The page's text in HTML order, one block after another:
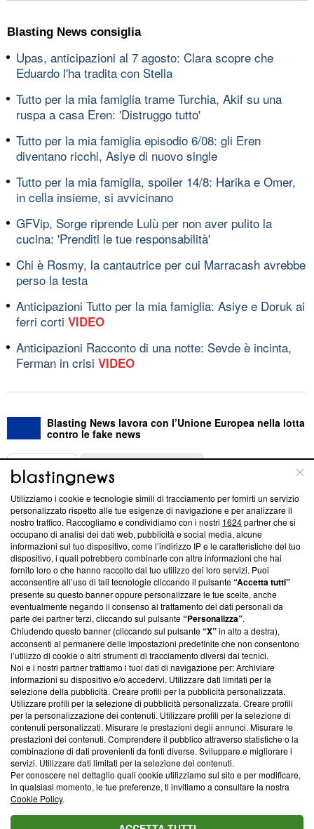
Blasting News consiglia
Upas, anticipazioni al 7 agosto: Clara scopre che
Eduardo l'ha tradita con Stella
Tutto per la mia famiglia trame Turchia, Akif su una
ruspa a casa Eren: 'Distruggo tutto'
Tutto per la mia famiglia episodio 6/08: gli Eren
diventano ricchi, Asiye di nuovo single
Tutto per la mia famiglia, spoiler 14/8: Harika e Omer,
in cella insieme, si avvicinano
GFVip, Sorge riprende Lulù per non aver pulito la
cucina: 'Prenditi le tue responsabilità'
Chi è Rosmy, la cantautrice per cui Marracash avrebbe
perso la testa
Anticipazioni Tutto per la mia famiglia: Asiye e Doruk ai
ferri corti VIDEO
Anticipazioni Racconto di una notte: Sevde è incinta,
Ferman in crisi VIDEO
Blasting News lavora con l’Unione Europea nella lotta
contro le fake news
ABOUT
Questa sezione offre informazioni trasparenti su Blasting
News, sui nostri processi editoriali e su come ci impegniamo a
creare news di qualità. Inoltre, afferma la nostra aderenza a
‘Trust Project - News with Integrity’Blasting News non è
ancora membro del programma, ma ha richiesto di farne
parte; Trust Project non ha ancora effettuato una verifica di
conformità agli standard.
Su di noi
Team editoriale
Corporate
Redazione
Informativa Privacy
Cookie Policy
Blasting SA, IDI CHE-247.845.224, Via Carlo Frasca, 3 - 6900
Lugano (Svizzera) Tel:+39 0690258937
© 2026 Blasting News
Utilizziamo i cookie e tecnologie simili di tracciamento per fornirti un servizio
personalizzato rispetto alle tue esigenze di navigazione e per analizzare il
nostro traffico. Raccogliamo e condividiamo con i nostri 1624partner che si
occupano di analisi dei dati web, pubblicità e social media, alcune
informazioni sul tuo dispositivo, come l’indirizzo IP e le caratteristiche del tuo
dispositivo, i quali potrebbero combinarle con altre informazioni che hai
fornito loro o che hanno raccolto dal tuo utilizzo dei loro servizi. Puoi
acconsentire all’uso di tali tecnologie cliccando il pulsante“Accetta tutti”
presente su questo banner oppure personalizzare le tue scelte, anche
eventualmente negando il consenso al trattamento dei dati personali da
parte dei partner terzi, cliccando sul pulsante“Personalizza”.
Chiudendo questo banner (cliccando sul pulsante“X”in alto a destra),
acconsenti al permanere delle impostazioni predefinite che non consentono
l’utilizzo di cookie o altri strumenti di tracciamento diversi dai tecnici.
Noi e i nostri partner trattiamo i tuoi dati di navigazione per: Archiviare
informazioni su dispositivo e/o accedervi. Utilizzare dati limitati per la
selezione della pubblicità. Creare profili per la pubblicità personalizzata.
Utilizzare profili per la selezione di pubblicità personalizzata. Creare profili
per la personalizzazione dei contenuti. Utilizzare profili per la selezione di
contenuti personalizzati. Misurare le prestazioni degli annunci. Misurare le
prestazioni dei contenuti. Comprendere il pubblico attraverso statistiche o la
combinazione di dati provenienti da fonti diverse. Sviluppare e migliorare i
servizi. Utilizzare dati limitati per la selezione dei contenuti.
Per conoscere nel dettaglio quali cookie utilizziamo sul sito e per modificare,
in qualsiasi momento, le tue preferenze, ti invitiamo a consultare la nostra
Cookie Policy.